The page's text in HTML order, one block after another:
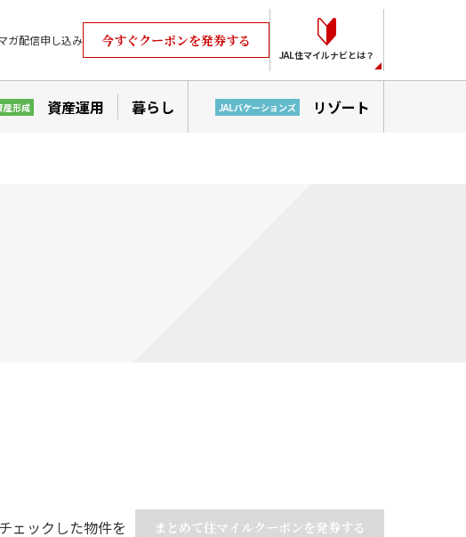
ガ配信申し込み 今すぐクーポンを発券する
JAL住マイルナビとは？
産形成 資産運用 暮らし JALバケーションズ リゾート
チェックした物件を まとめて住マイルクーポンを発券する